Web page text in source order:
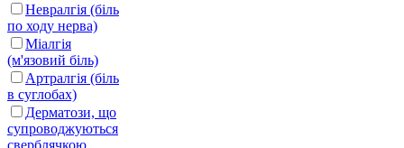
Невралгія (біль
по ходу нерва)
Міалгія
(м'язовий біль)
Артралгія (біль
в суглобах)
Дерматози, що
супроводжуються
сверблячкою